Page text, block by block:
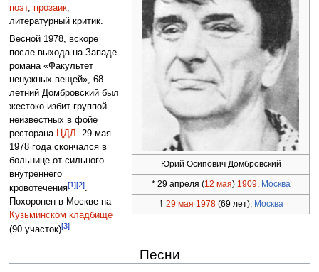
Юрий Осипович Домбровский
* 29 апреля (12 мая) 1909, Москва
† 29 мая 1978(69 лет), Москва
поэт, прозаик,
литературный критик.
Весной 1978, вскоре
после выхода на Западе
романа «Факультет
ненужных вещей», 68-
летний Домбровский был
жестоко избит группой
неизвестных в фойе
ресторана ЦДЛ . 29 мая
1978 года скончался в
больнице от сильного
внутреннего
кровотечения[1][2].
Похоронен в Москве на
Кузьминском кладбище
(90 участок)[3].
Песни